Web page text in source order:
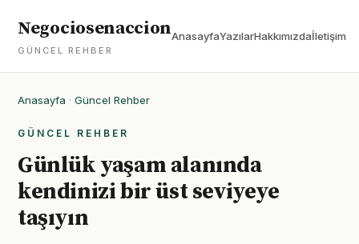
Negociosenaccion
GÜNCEL REHBER
AnasayfaYazılarHakkımızdaİletişim
Anasayfa · Güncel Rehber
GÜNCEL REHBER
Günlük yaşam alanında
kendinizi bir üst seviyeye
taşıyın